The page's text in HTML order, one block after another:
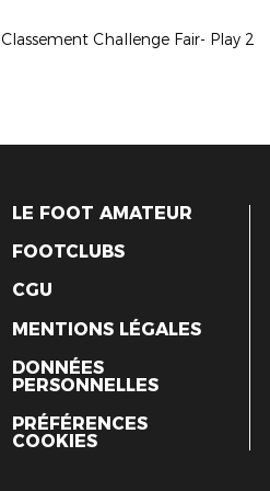
Classement Challenge Fair- Play 2
LE FOOT AMATEUR
FOOTCLUBS
CGU
MENTIONS LÉGALES
DONNÉES
PERSONNELLES
PRÉFÉRENCES
COOKIES